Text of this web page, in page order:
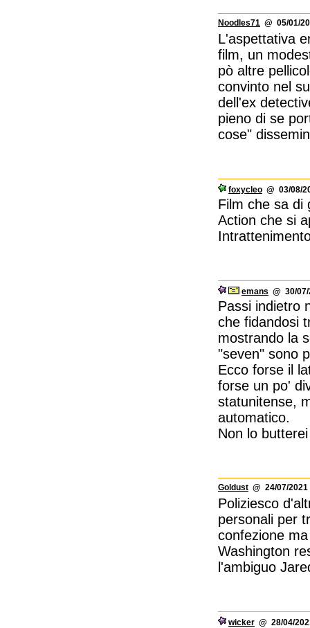
Noodles71 @ 05/01/
L'aspettativa
film, un
pò altre
convinto nel
dell'ex
pieno di se
cose"
foxycleo @ 03/08/
Film che sa di
Action che si
emans @ 30/
Passi indietro
che fidandosi
mostrando la
"seven" sono
Ecco forse il
forse un po'
statunitense,
automatico.
Non lo
Goldust @ 24/07/2021
Poliziesco
personali per
confezione
Washington
l'ambiguo
wicker @ 28/04/